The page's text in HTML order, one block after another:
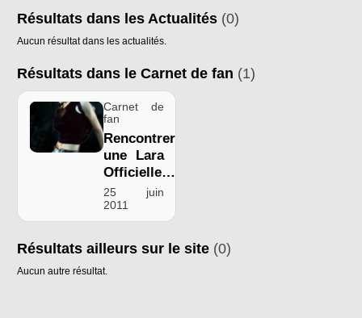
Résultats dans les Actualités (0)
Aucun résultat dans les actualités.
Résultats dans le Carnet de fan (1)
Carnet de
fan
Rencontrer
une Lara
Officielle…
25 juin
2011
Résultats ailleurs sur le site (0)
Aucun autre résultat.